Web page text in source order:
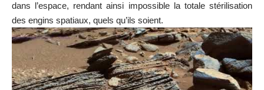
dans l’espace, rendant ainsi impossible la totale stérilisation
des engins spatiaux, quels qu’ils soient.